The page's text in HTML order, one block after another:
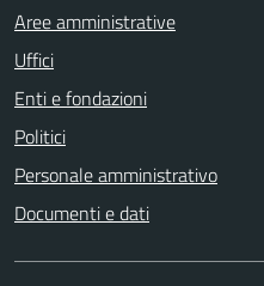
Aree amministrative
Uffici
Enti e fondazioni
Politici
Personale amministrativo
Documenti e dati